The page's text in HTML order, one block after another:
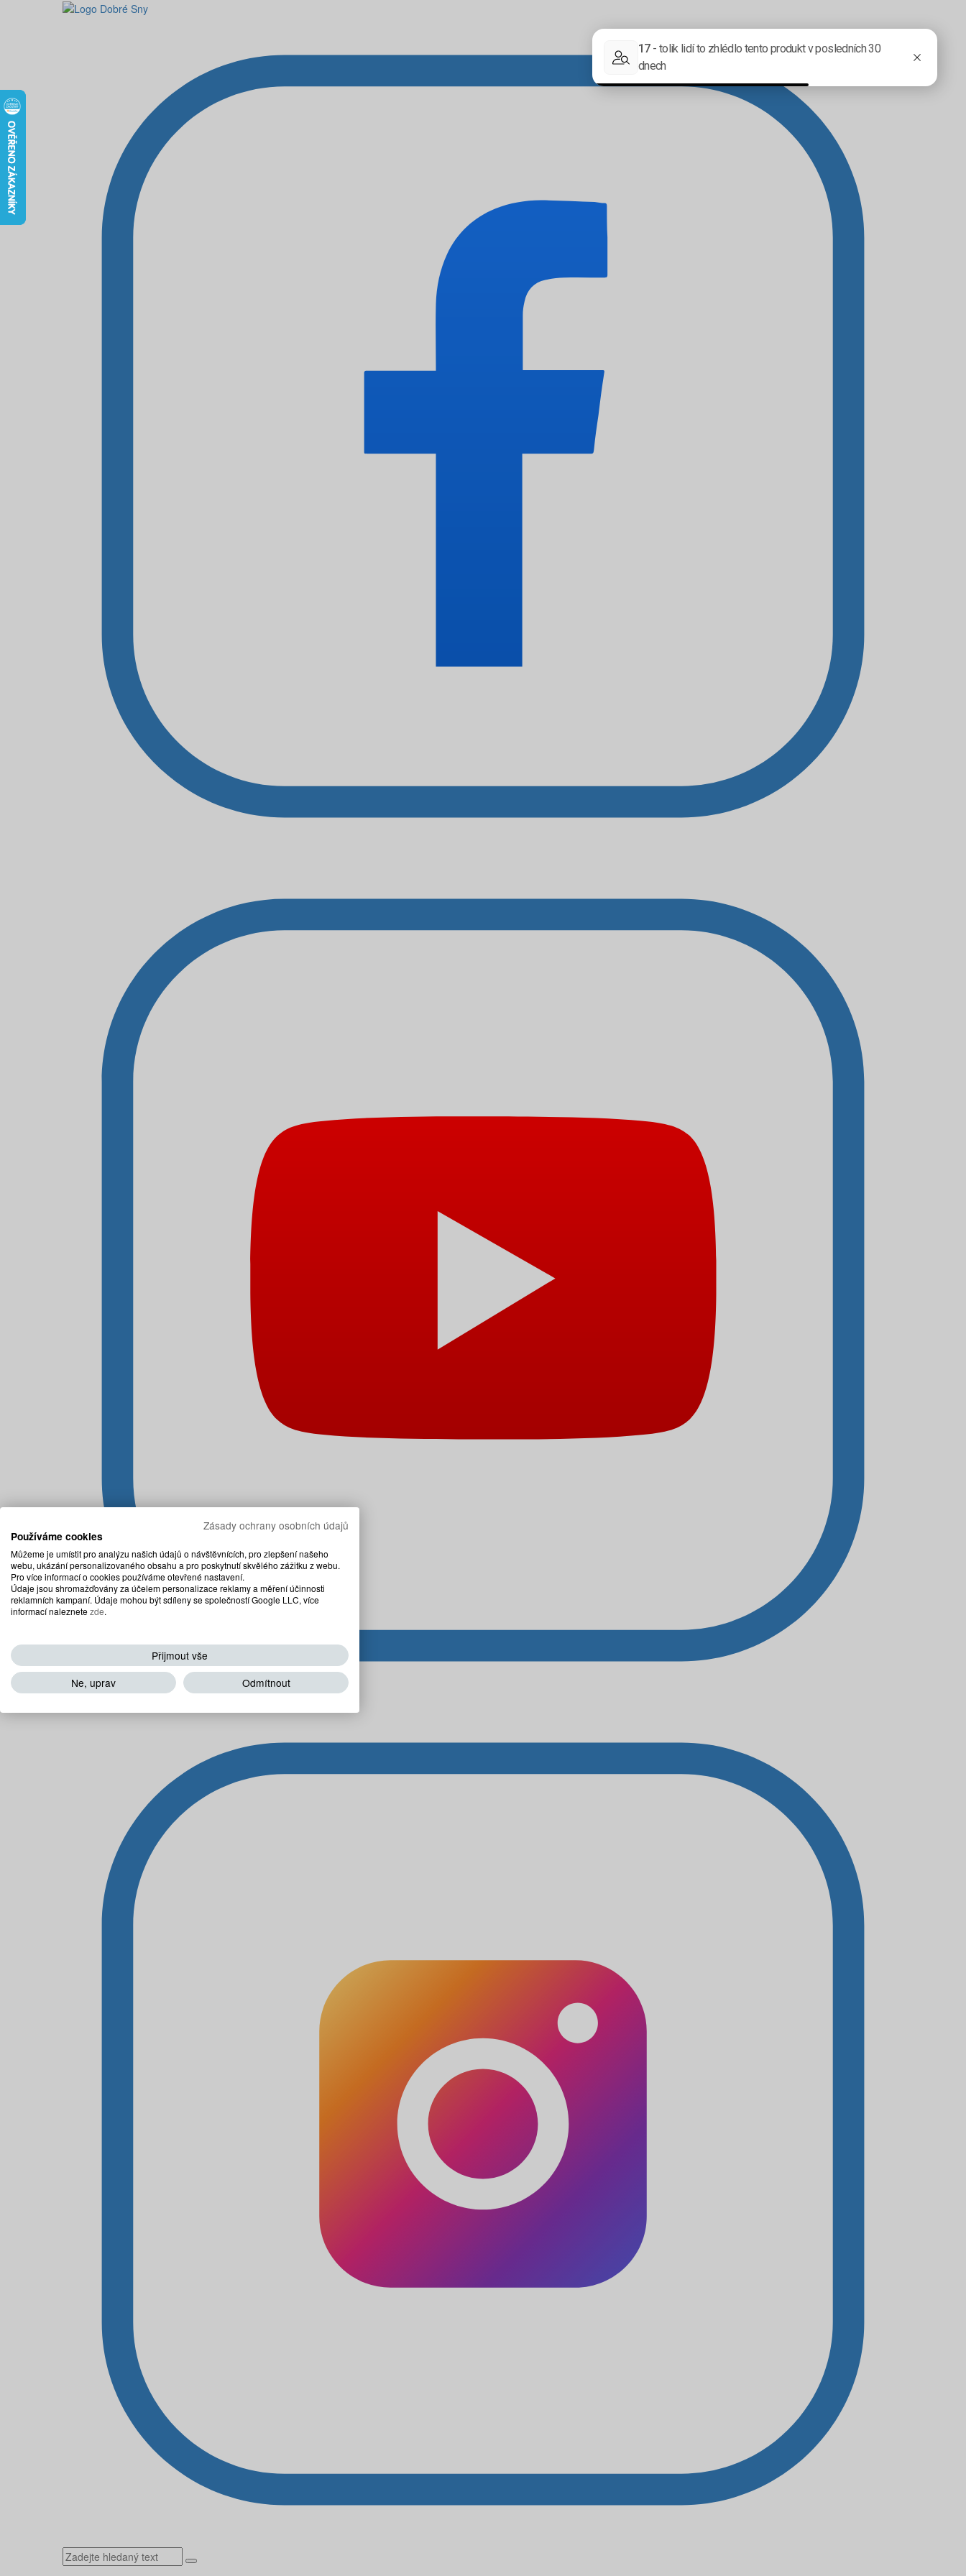
Zásady ochrany osobních údajů
Používáme cookies
Můžeme je umístit pro analýzu našich údajů o návštěvnících, pro zlepšení našeho
webu, ukázání personalizovaného obsahu a pro poskytnutí skvělého zážitku z webu.
Pro více informací o cookies používáme otevřené nastavení.
Údaje jsou shromažďovány za účelem personalizace reklamy a měření účinnosti
reklamních kampaní. Údaje mohou být sdíleny se společností Google LLC, více
informací naleznetezde.
Přijmout vše
Ne, uprav
Odmítnout